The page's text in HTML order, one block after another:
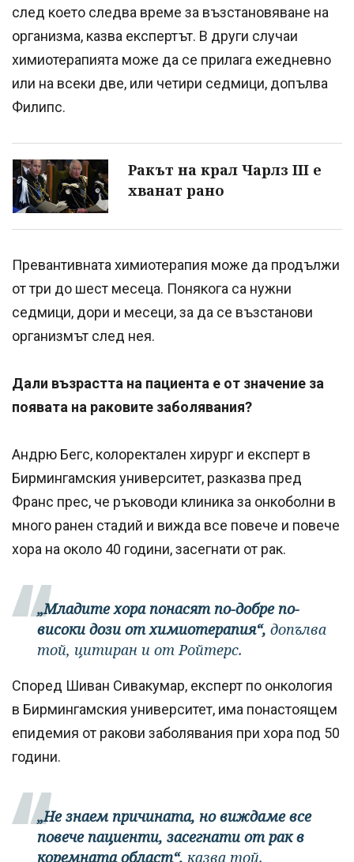
след което следва време за възстановяване на
организма, казва експертът. В други случаи
химиотерапията може да се прилага ежедневно
или на всеки две, или четири седмици, допълва
Филипс.
Ракът на крал Чарлз III е
хванат рано
Превантивната химиотерапия може да продължи
от три до шест месеца. Понякога са нужни
седмици, дори и месеци, за да се възстанови
организмът след нея.
Дали възрастта на пациента е от значение за
появата на раковите заболявания?
Андрю Бегс, колоректален хирург и експерт в
Бирмингамския университет, разказва пред
Франс прес, че ръководи клиника за онкоболни в
много ранен стадий и вижда все повече и повече
хора на около 40 години, засегнати от рак.
„Младите хора понасят по-добре по-
високи дози от химиотерапия“, допълва
той, цитиран и от Ройтерс.
Според Шиван Сивакумар, експерт по онкология
в Бирмингамския университет, има понастоящем
епидемия от ракови заболявания при хора под 50
години.
„Не знаем причината, но виждаме все
повече пациенти, засегнати от рак в
коремната област“, казва той.